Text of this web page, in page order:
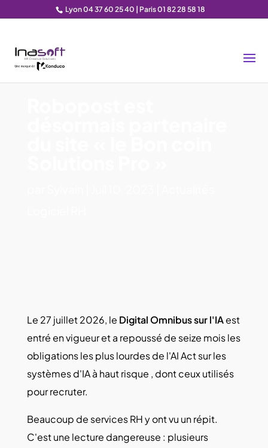
Lyon 04 37 60 25 40 | Paris 01 82 28 58 18
Le 27 juillet 2026, le Digital Omnibus sur l'IAest
entré en vigueur et a repoussé de seize mois les
obligations les plus lourdes de l'AI Act sur les
systèmes d'IA à haut risque , dont ceux utilisés
pour recruter.
Beaucoup de services RH y ont vu un répit.
C'est une lecture dangereuse : plusieurs